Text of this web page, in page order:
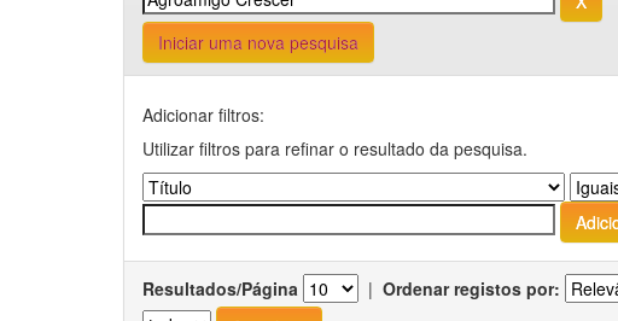
Iniciar uma nova pesquisa
Adicionar filtros:
Utilizar filtros para refinar o resultado da pesquisa.
Resultados/Página | Ordenar registos por: